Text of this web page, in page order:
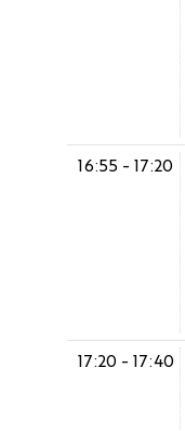
16:55 - 17:20
17:20 - 17:40